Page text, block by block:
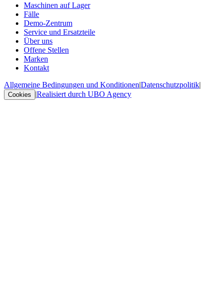
Maschinen auf Lager
Fälle
Demo-Zentrum
Service und Ersatzteile
Über uns
Offene Stellen
Marken
Kontakt
Allgemeine Bedingungen und Konditionen|Datenschutzpolitik|
Cookies |Realisiert durch UBO Agency